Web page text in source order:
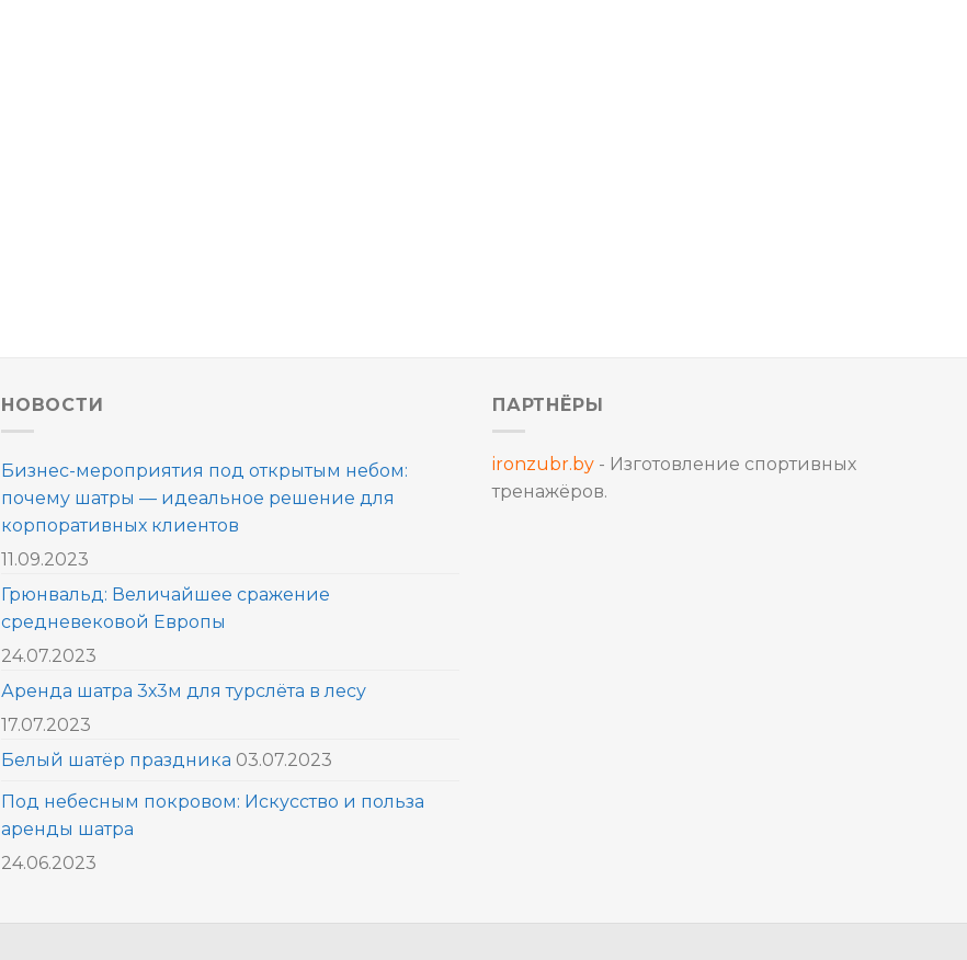
НОВОСТИ
Бизнес-мероприятия под открытым небом:
почему шатры — идеальное решение для
корпоративных клиентов
11.09.2023
Грюнвальд: Величайшее сражение
средневековой Европы
24.07.2023
Аренда шатра 3х3м для турслёта в лесу
17.07.2023
Белый шатёр праздника 03.07.2023
Под небесным покровом: Искусство и польза
аренды шатра
24.06.2023
ПАРТНЁРЫ
ironzubr.by - Изготовление спортивных
тренажёров.